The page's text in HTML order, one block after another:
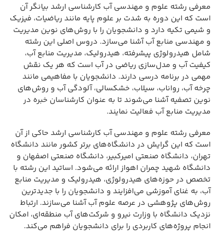
معرفی رشته علوم و مهندسی آب کارشناسی ارشد بیانگر آن
است که این دوره به شدت بر علوم پایه مانند ریاضیات، فیزیک
و شیمی تکیه دارد و دانشجویان را با روش‌های نوین مدیریت
و مهندسی منابع آب آشنا می‌سازد. دروس اصلی این رشته
شامل هیدرولوژی پیشرفته، هیدرولیک، مدیریت منابع آب،
کیفیت آب و مدل‌سازی ریاضی در آب است که هر یک نقش
مهمی در برنامه درسی دارند. دانشجویان با مفاهیمی مانند
چرخه آب، رواناب، سیلاب، خشکسالی، آلودگی آب و روش‌های
نوین تصفیه آشنا می‌شوند تا به عنوان کارشناسان خبره در
مدیریت منابع آب فعالیت نمایند.
معرفی رشته علوم و مهندسی آب کارشناسی ارشد حاکی از آن
است که این گرایش در دانشگاه‌های برتر کشور مانند دانشگاه
تهران، دانشگاه صنعتی امیرکبیر، دانشگاه صنعتی اصفهان و
دانشگاه شهید چمران اهواز ارائه می‌شود. اساتید این رشته با
تخصص در حوزه‌های هیدرولوژی، هیدرولیک و مدیریت منابع
آب، به غنای آموزشی می‌افزایند و دانشجویان را با جدیدترین
روش‌های پژوهشی در عرصه علوم آب آشنا می‌سازند. ارتباط
نزدیک دانشگاه با وزارت نیرو و شرکت‌های آب منطقه‌ای، امکان
انجام پروژه‌های کاربردی را برای دانشجویان فراهم می‌کند.